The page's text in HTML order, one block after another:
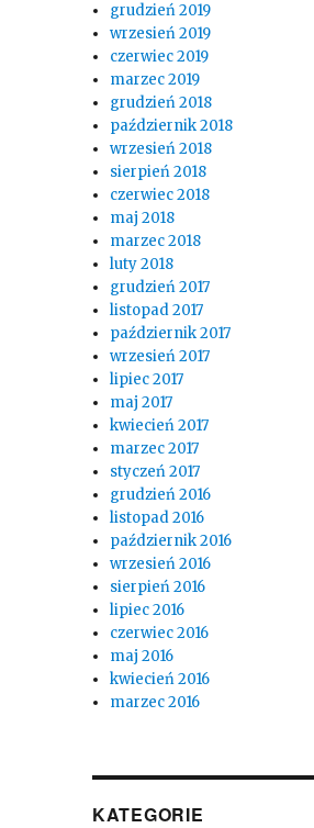
grudzień 2019
wrzesień 2019
czerwiec 2019
marzec 2019
grudzień 2018
październik 2018
wrzesień 2018
sierpień 2018
czerwiec 2018
maj 2018
marzec 2018
luty 2018
grudzień 2017
listopad 2017
październik 2017
wrzesień 2017
lipiec 2017
maj 2017
kwiecień 2017
marzec 2017
styczeń 2017
grudzień 2016
listopad 2016
październik 2016
wrzesień 2016
sierpień 2016
lipiec 2016
czerwiec 2016
maj 2016
kwiecień 2016
marzec 2016
KATEGORIE